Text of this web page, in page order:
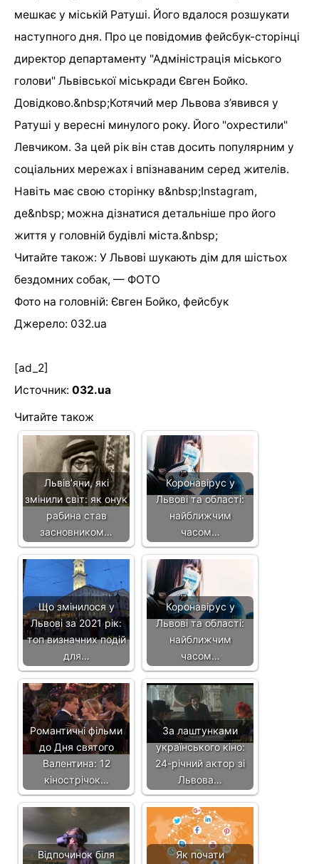
мешкає у міській Ратуші. Його вдалося розшукати
наступного дня. Про це повідомив фейсбук-сторінці
директор департаменту "Адміністрація міського
голови" Львівської міськради Євген Бойко.
Довідково.&nbsp;Котячий мер Львова з’явився у
Ратуші у вересні минулого року. Його "охрестили"
Левчиком. За цей рік він став досить популярним у
соціальних мережах і впізнаваним серед жителів.
Навіть має свою сторінку в&nbsp;Instagram,
де&nbsp; можна дізнатися детальніше про його
життя у головній будівлі міста.&nbsp;
Читайте також: У Львові шукають дім для шістьох
бездомних собак, — ФОТО
Фото на головній: Євген Бойко, фейсбук
Джерело: 032.ua
[ad_2]
Источник: 032.ua
Читайте також
Львівʼяни, які
змінили світ: як онук
рабина став
засновником…
Коронавірус у
Львові та області:
найближчим
часом…
Що змінилося у
Львові за 2021 рік:
топ визначних подій
для…
Коронавірус у
Львові та області:
найближчим
часом…
Романтичні фільми
до Дня святого
Валентина: 12
кінострічок…
За лаштунками
українського кіно:
24-річний актор зі
Львова…
Відпочинок біля Як почати